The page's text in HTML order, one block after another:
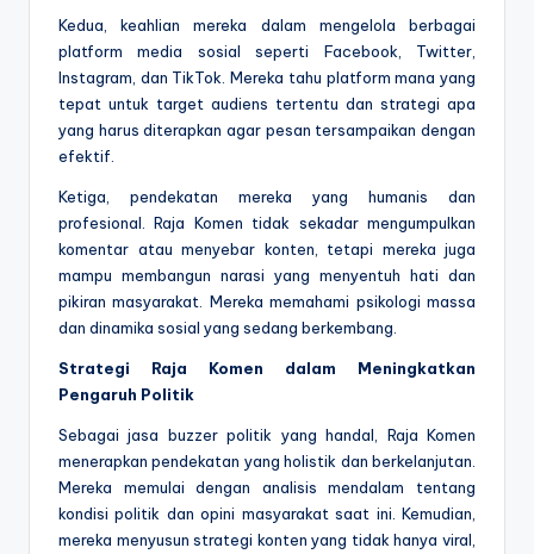
Kedua, keahlian mereka dalam mengelola berbagai
platform media sosial seperti Facebook, Twitter,
Instagram, dan TikTok. Mereka tahu platform mana yang
tepat untuk target audiens tertentu dan strategi apa
yang harus diterapkan agar pesan tersampaikan dengan
efektif.
Ketiga, pendekatan mereka yang humanis dan
profesional. Raja Komen tidak sekadar mengumpulkan
komentar atau menyebar konten, tetapi mereka juga
mampu membangun narasi yang menyentuh hati dan
pikiran masyarakat. Mereka memahami psikologi massa
dan dinamika sosial yang sedang berkembang.
Strategi Raja Komen dalam Meningkatkan
Pengaruh Politik
Sebagai jasa buzzer politik yang handal, Raja Komen
menerapkan pendekatan yang holistik dan berkelanjutan.
Mereka memulai dengan analisis mendalam tentang
kondisi politik dan opini masyarakat saat ini. Kemudian,
mereka menyusun strategi konten yang tidak hanya viral,